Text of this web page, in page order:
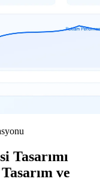
Tasarımı
ve